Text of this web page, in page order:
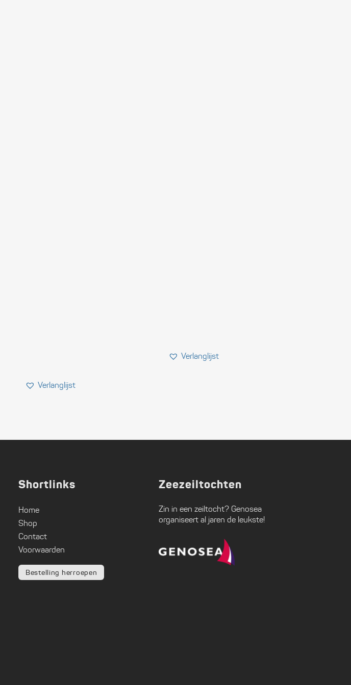
Shortlinks
Home
Shop
Contact
Voorwaarden
Bestelling herroepen
Zeezeiltochten
Zin in een zeiltocht? Genosea
organiseert al jaren de leukste!